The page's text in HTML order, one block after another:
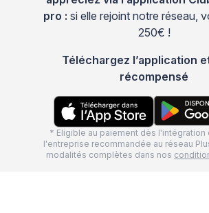
pro : si elle rejoint notre réseau,
250€ !
Téléchargez l’application
récompensé
* Eligible au paiement dès
l'entreprise recommandée au réseau
modalités complètes dans nos